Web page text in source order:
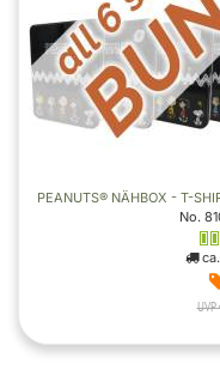
PEANUTS® NÄHBOX - T-
No.
ca.
UVP